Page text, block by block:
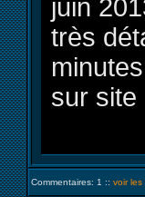
juin
très
sur site
Commentaires: 1 :: voir les